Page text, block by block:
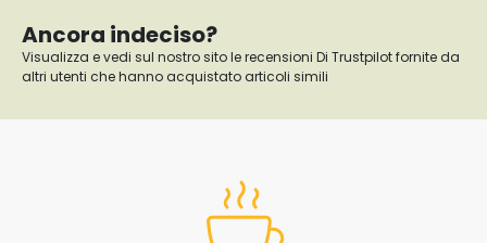
Ancora indeciso?
Visualizza e vedi sul nostro sito le recensioni Di Trustpilot fornite da
altri utenti che hanno acquistato articoli simili